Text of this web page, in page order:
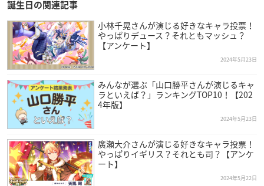
誕生日の関連記事
小林千晃さんが演じる好きなキャラ投票！
やっぱりデュース？それともマッシュ？
【アンケート】
2024年5月23日
みんなが選ぶ「山口勝平さんが演じるキャ
ラといえば？」ランキングTOP10！【202
4年版】
2024年5月23日
廣瀬大介さんが演じる好きなキャラ投票！
やっぱりイギリス？それとも司？【アンケ
ート】
2024年5月22日